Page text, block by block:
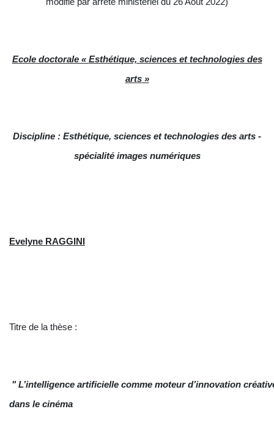
Ecole doctorale « Esthétique, sciences et technologies des
arts»
Discipline : Esthétique, sciences et technologies des arts -
spécialité images numériques
Evelyne RAGGINI
Titre de la thèse :
" L’intelligence artificielle comme moteur d’innovation
dans le cinéma